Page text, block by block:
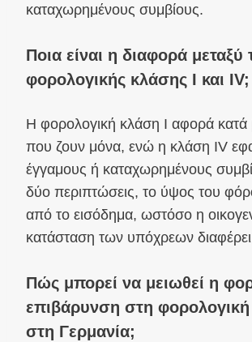
καταχωρημένους συμβίους.
Ποια είναι η διαφορά μεταξύ
φορολογικής κλάσης I και IV;
Η φορολογική κλάση I αφορά
που ζουν μόνα, ενώ η κλάση IV
έγγαμους ή καταχωρημένους
δύο περιπτώσεις, το ύψος του
από το εισόδημα, ωστόσο η
κατάσταση των υπόχρεων
Πώς μπορεί να μειωθεί η
επιβάρυνση στη
στη Γερμανία;